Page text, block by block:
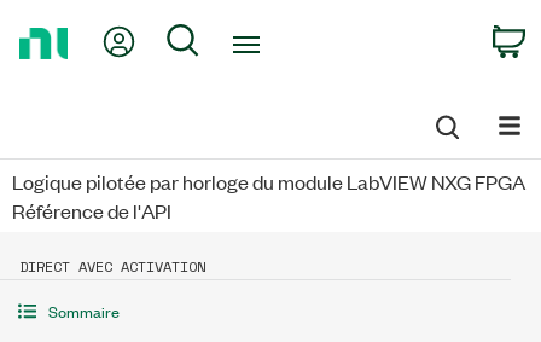
My Account
Search
Logique pilotée par horloge du module LabVIEW NXG FPGA
Référence de l'API
DIRECT AVEC ACTIVATION
Sommaire